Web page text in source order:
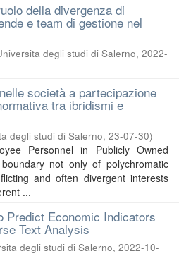
della divergenza di
e team di gestione nel
degli studi di Salerno, 2022-
società a partecipazione
tra ibridismi e
degli studi di Salerno, 23-07-30)
Personnel in Publicly Owned
not only of polychromatic
and often divergent interests
...
Predict Economic Indicators
Text Analysis
degli studi di Salerno, 2022-10-